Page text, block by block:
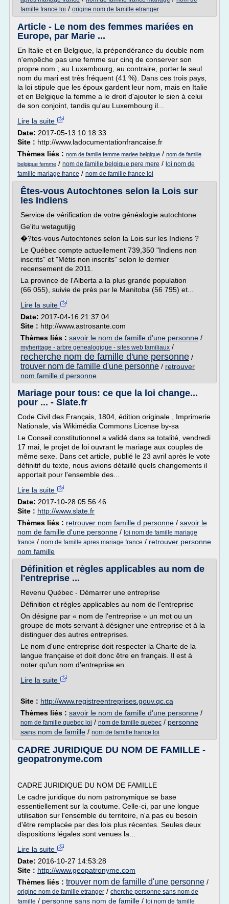
famille france loi / origine nom de famille etranger
Article - Le nom des femmes mariées en
Europe, par Marie ...
En Italie et en Belgique, la prépondérance du double nom
n'empêche pas une femme sur cinq de conserver son
propre nom ; au Luxembourg, au contraire, porter le seul
nom du mari est très fréquent (41 %). Dans ces trois pays,
la loi stipule que les époux gardent leur nom, mais en Italie
et en Belgique la femme a le droit d'ajouter le sien à celui
de son conjoint, tandis qu'au Luxembourg il...
Lire la suite
Date: 2017-05-13 10:18:33
Site : http://www.ladocumentationfrancaise.fr
Thèmes liés : nom de famille femme mariee belgique / nom de famille
belgique femme / nom de famille belgique pere mere / loi nom de
famille mariage france / nom de famille france loi
Êtes-vous Autochtones selon la Lois sur
les Indiens
Service de vérification de votre généalogie autochtone
Ge'itu wetagutijig
�?tes-vous Autochtones selon la Lois sur les Indiens ?
Le Québec compte actuellement 739,350 "Indiens non
inscrits" et "Métis non inscrits" selon le dernier
recensement de 2011.
La province de l'Alberta a la plus grande population
(66 055), suivie de près par le Manitoba (56 795) et...
Lire la suite
Date: 2017-04-16 21:37:04
Site : http://www.astrosante.com
Thèmes liés : savoir le nom de famille d'une personne /
myheritage - arbre genealogique - sites web familiaux /
recherche nom de famille d'une personne /
trouver nom de famille d'une personne / retrouver
nom famille d personne
Mariage pour tous: ce que la loi change...
pour ... - Slate.fr
Code Civil des Français, 1804, édition originale , Imprimerie
Nationale, via Wikimédia Commons License by-sa
Le Conseil constitutionnel a validé dans sa totalité, vendredi
17 mai, le projet de loi ouvrant le mariage aux couples de
même sexe. Dans cet article, publié le 23 avril après le vote
définitif du texte, nous avions détaillé quels changements il
apportait pour l'ensemble des...
Lire la suite
Date: 2017-10-28 05:56:46
Site : http://www.slate.fr
Thèmes liés : retrouver nom famille d personne / savoir le
nom de famille d'une personne / loi nom de famille mariage
france / nom de famille apres mariage france / retrouver personne
nom famille
Définition et règles applicables au nom de
l'entreprise ...
Revenu Québec - Démarrer une entreprise
Définition et règles applicables au nom de l'entreprise
On désigne par « nom de l'entreprise » un mot ou un
groupe de mots servant à désigner une entreprise et à la
distinguer des autres entreprises.
Le nom d'une entreprise doit respecter la Charte de la
langue française et doit donc être en français. Il est à
noter qu'un nom d'entreprise en...
Lire la suite
Site : http://www.registreentreprises.gouv.qc.ca
Thèmes liés : savoir le nom de famille d'une personne /
nom de famille quebec loi / nom de famille quebec / personne
sans nom de famille / nom de famille france loi
CADRE JURIDIQUE DU NOM DE FAMILLE -
geopatronyme.com
CADRE JURIDIQUE DU NOM DE FAMILLE
Le cadre juridique du nom patronymique se base
essentiellement sur la coutume. Celle-ci, par une longue
utilisation sur l'ensemble du territoire, n'a pas eu besoin
d'être remplacée par des lois plus récentes. Seules deux
dispositions légales sont venues la...
Lire la suite
Date: 2016-10-27 14:53:28
Site : http://www.geopatronyme.com
Thèmes liés : trouver nom de famille d'une personne /
origine nom de famille etranger / cherche personne sans nom de
famille / personne sans nom de famille / loi nom de famille